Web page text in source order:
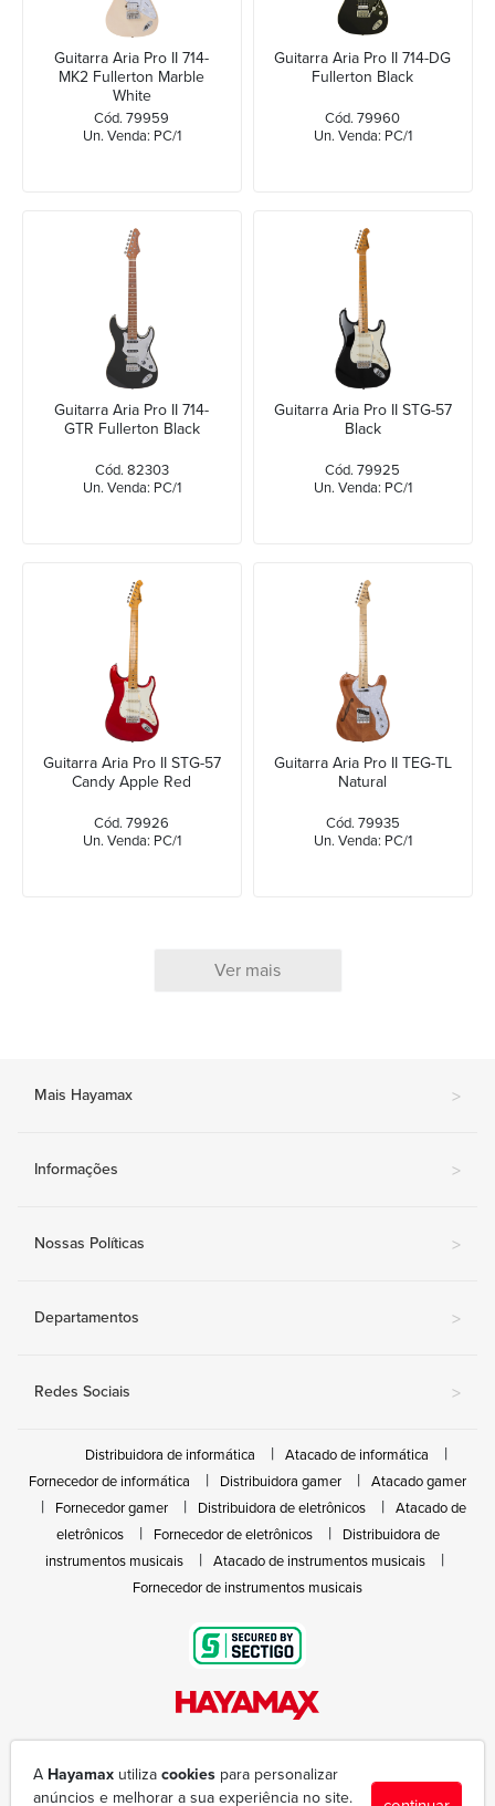
Guitarra Aria Pro II 714-
MK2 Fullerton Marble
White
Cód. 79959
Un. Venda: PC/1
Guitarra Aria Pro II 714-DG
Fullerton Black
Cód. 79960
Un. Venda: PC/1
Guitarra Aria Pro II 714-
GTR Fullerton Black
Cód. 82303
Un. Venda: PC/1
Guitarra Aria Pro II STG-57
Black
Cód. 79925
Un. Venda: PC/1
Guitarra Aria Pro II STG-57
Candy Apple Red
Cód. 79926
Un. Venda: PC/1
Guitarra Aria Pro II TEG-TL
Natural
Cód. 79935
Un. Venda: PC/1
Ver mais
Mais Hayamax >
Informações >
Nossas Políticas >
Departamentos >
Redes Sociais >
Distribuidora de informática
Atacado de informática
Fornecedor de informática
Distribuidora gamer
Atacado gamer
Fornecedor gamer
Distribuidora de eletrônicos
Atacado de
eletrônicos
Fornecedor de eletrônicos
Distribuidora de
instrumentos musicais
Atacado de instrumentos musicais
Fornecedor de instrumentos musicais
(43) 3377-6600
hayamax@hayamax.com.br
A Hayamax utiliza cookies para personalizar
anúncios e melhorar a sua experiência no site.